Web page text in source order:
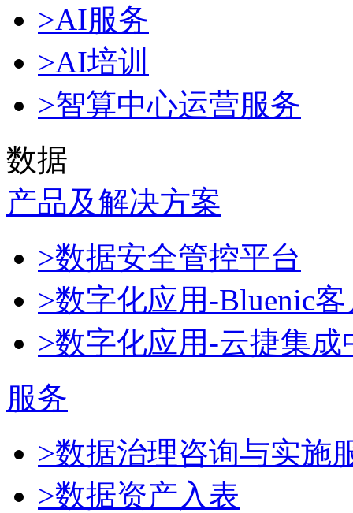
>AI服务
>AI培训
>智算中心运营服务
数据
产品及解决方案
>数据安全管控平台
>数字化应用-Bluenic
>数字化应用-云捷集成
服务
>数据治理咨询与实施
>数据资产入表